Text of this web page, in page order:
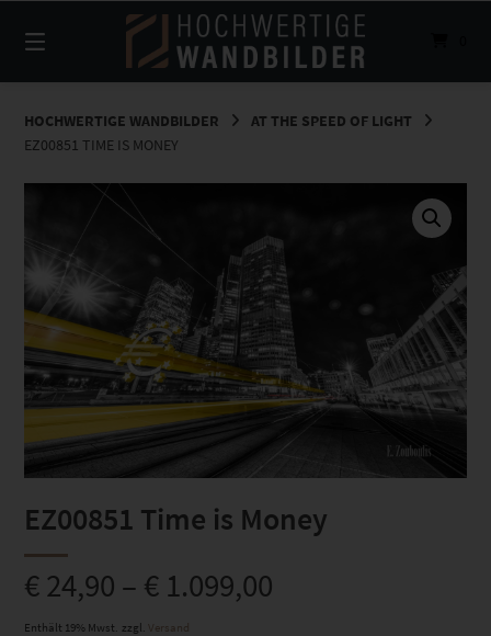
zum
Inhalt
HOCHWERTIGE WANDBILDER
AT THE SPEED OF LIGHT
EZ00851 TIME IS MONEY
EZ00851 Time is Money
€24,90 – € 1.099,00
Enthält 19% Mwst. zzgl. Versand